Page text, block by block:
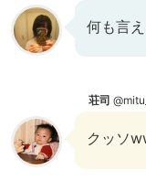
何も言
荘司
クッソ